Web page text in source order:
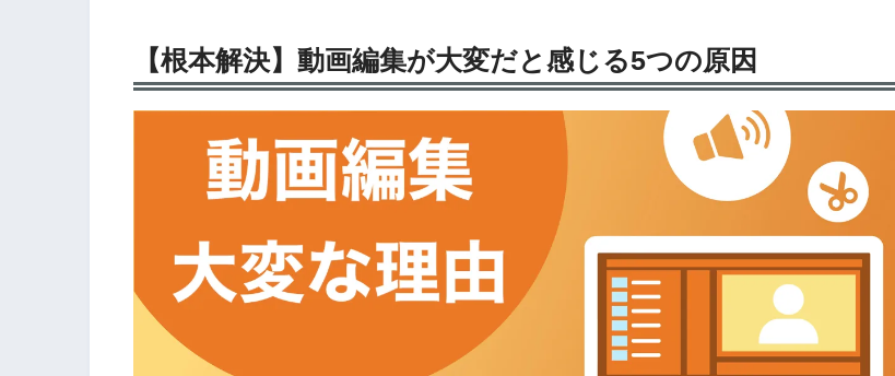
【根本解決】動画編集が大変だと感じる5つの原因